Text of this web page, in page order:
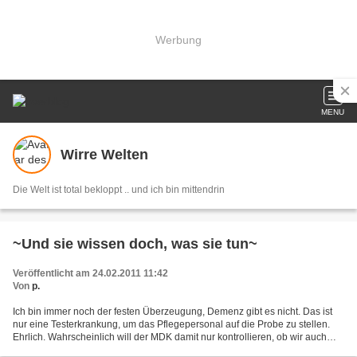
Werbung
MENU
Wirre Welten
Die Welt ist total bekloppt .. und ich bin mittendrin
~Und sie wissen doch, was sie tun~
Veröffentlicht am 24.02.2011 11:42
Von p.
Ich bin immer noch der festen Überzeugung, Demenz gibt es nicht. Das ist
nur eine Testerkrankung, um das Pflegepersonal auf die Probe zu stellen.
Ehrlich. Wahrscheinlich will der MDK damit nur kontrollieren, ob wir auch